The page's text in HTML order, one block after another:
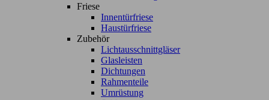
Friese
Innentürfriese
Haustürfriese
Zubehör
Lichtausschnittgläser
Glasleisten
Dichtungen
Rahmenteile
Umrüstung